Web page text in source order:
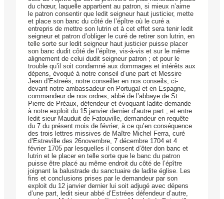
du chœur, laquelle appartient au patron, si mieux n’aime
le patron consentir que ledit seigneur haut justicier, mette
et place son banc du côté de l’épître où le curé a
entrepris de mettre son lutrin et à cet effet sera tenir ledit
seigneur et patron d’obliger le curé de retirer son lutrin, en
telle sorte sur ledit seigneur haut justicier puisse placer
son banc dudit côté de l’épître, vis-à-vis et sur le même
alignement de celui dudit seigneur patron ; et pour le
trouble qu’il soit condamné aux dommages et intérêts aux
dépens, évoqué à notre conseil d’une part et Messire
Jean d’Estreés, notre conseiller en nos conseils, ci-
devant notre ambassadeur en Portugal et en Espagne,
commandeur de nos ordres, abbé de l’abbaye de St
Pierre de Préaux, défendeur et évoquant ladite demande
à notre exploit du 15 janvier dernier d’autre part ; et entre
ledit sieur Mauduit de Fatouville, demandeur en requête
du 7 du présent mois de février, à ce qu’en conséquence
des trois lettres missives de Maître Michel Ferra, curé
d’Estreville des 26novembre, 7 décembre 1704 et 4
février 1705 par lesquelles il consent d’ôter don banc et
lutrin et le placer en telle sorte que le banc du patron
puisse être placé au même endroit du côté de l’épître
joignant la balustrade du sanctuaire de ladite église. Les
fins et conclusions prises par le demandeur par son
exploit du 12 janvier dernier lui soit adjugé avec dépens
d’une part, ledit sieur abbé d’Estrées défendeur d’autre,